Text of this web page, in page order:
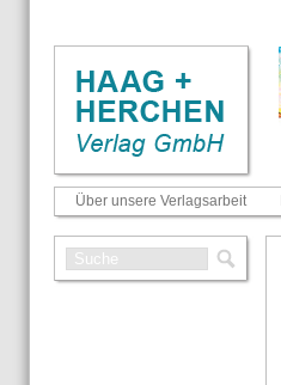
Über unsere Verlagsarbeit